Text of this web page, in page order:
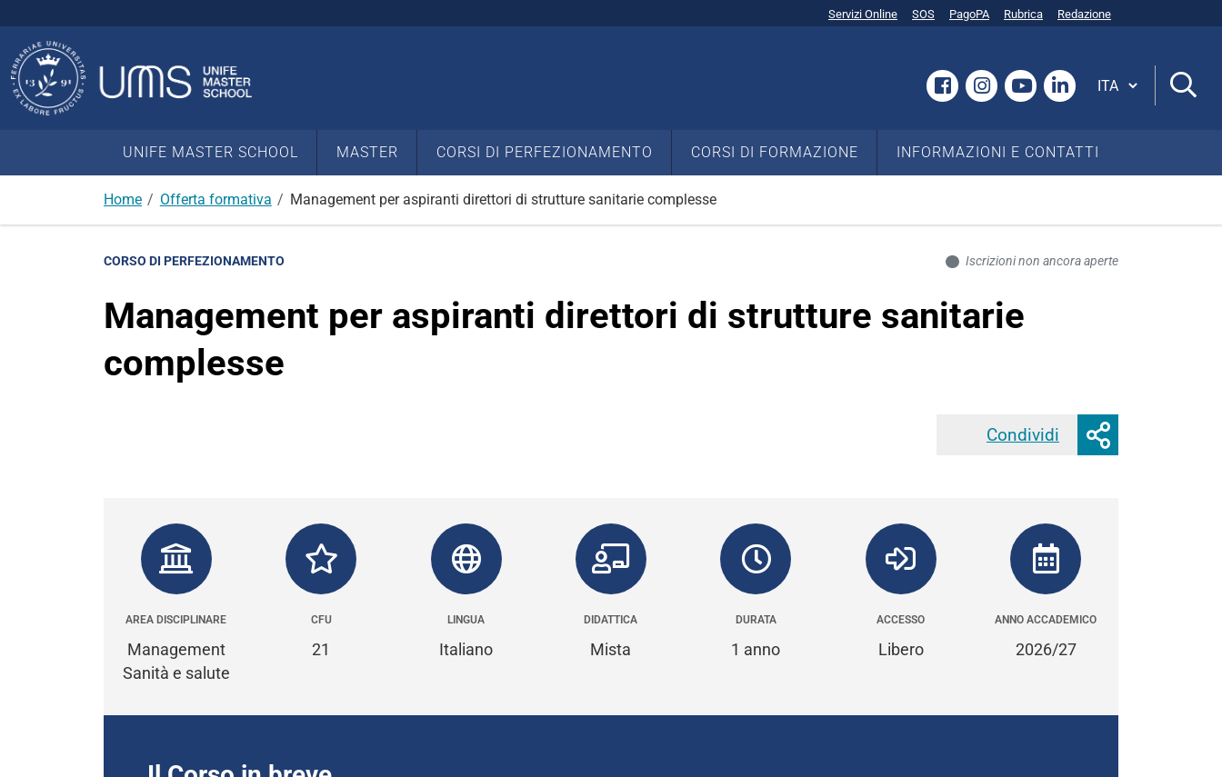
Servizi Online SOS PagoPA Rubrica Redazione
Facebook
Instagram
YouTube
Linkedin
Cambia lingua
UNIFE MASTER SCHOOL MASTER CORSI DI PERFEZIONAMENTO CORSI DI FORMAZIONE INFORMAZIONI E CONTATTI
Home Offerta formativa Management per aspiranti direttori di strutture sanitarie complesse
CORSO DI PERFEZIONAMENTO Iscrizioni non ancora aperte
Management per aspiranti direttori di strutture sanitarie
complesse
Condividi Facebook
AREA DISCIPLINARE
Management
Sanità e salute
CFU
21
LINGUA
Italiano
DIDATTICA
Mista
DURATA
1 anno
ACCESSO
Libero
ANNO ACCADEMICO
2026/27